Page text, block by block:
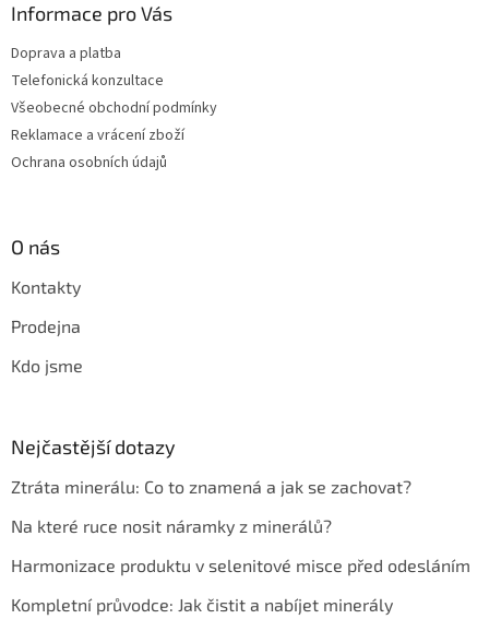
Informace pro Vás
Doprava a platba
Telefonická konzultace
Všeobecné obchodní podmínky
Reklamace a vrácení zboží
Ochrana osobních údajů
O nás
Kontakty
Prodejna
Kdo jsme
Nejčastější dotazy
Ztráta minerálu: Co to znamená a jak se zachovat?
Na které ruce nosit náramky z minerálů?
Harmonizace produktu v selenitové misce před odesláním
Kompletní průvodce: Jak čistit a nabíjet minerály